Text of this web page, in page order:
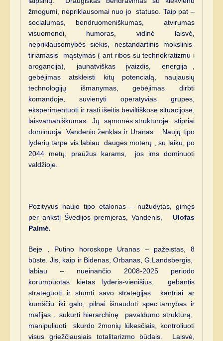
žmogumi, nepriklausomai nuo jo statuso. Taip pat –
socialumas, bendruomeniškumas, atvirumas
visuomenei, humoras, vidinė laisvė,
nepriklausomybės siekis, nestandartinis mokslinis-
tiriamasis mąstymas ( ant ribos su technokratizmu i
arogancija), jaunatviškas įvaizdis, energija ,
gebėjimas atskleisti kitų potencialą, naujausių
technologijų išmanymas, gebėjimas dirbti
komandoje, suvienyti operatyvias grupes,
eksperimentuoti ir rasti išeitis beviltiškose situacijose,
laisvamaniškumas. Jų sąmonės struktūroje stipriai
dominuoja Vandenio ženklas ir Uranas. Naujų tipo
lyderių tarpe vis labiau daugės moterų , su laiku, po
2044 metų, praūžus karams, jos ims dominuoti
valdžioje.
Pozityvus naujo tipo etalonas – nužudytas, gimęs
per anksti Švedijos premjeras, Vandenis, Ulofas
Palmė.
Beje , Putino horoskope Uranas – pažeistas, 8
būste. Jis, kaip ir Bidenas, Orbanas, G.Landsbergis,
labiau – nueinančio 2008-2025 periodo
korumpuotas kietas lyderis-vienišius, gebantis
strateguoti ir stumti savo strategijas kantriai ar
kumščiu iki galo, pilnai išnaudoti spec.tarnybas ir
mafijas , sukurti hierarchinę pavaldumo struktūrą,
manipuliuoti skurdo žmonių lūkesčiais, kontroliuoti
visus griežčiausiais totalitarizmo būdais. Laisvė,